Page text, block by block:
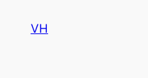
VH